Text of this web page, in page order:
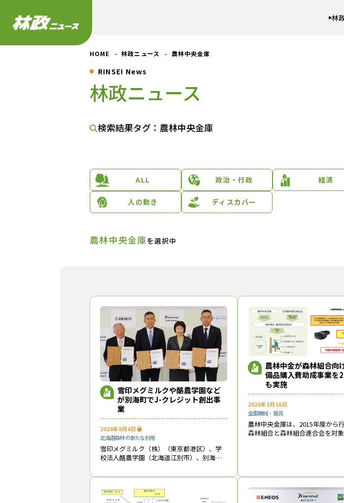
林
HOME 林政ニュース 農林中央金庫
RINSEI News
林政ニュース
検索結果タグ：農林中央金庫
ALL 政治・行政 経済
人の動き ディスカバー
農林中央金庫を選択中
雪印メグミルクや酪農学園など
が別海町でJ-クレジット創出事
業
2026年8月6日
北海道森林の新たな利用
雪印メグミルク（株）（東京都港区）、学
校法人酪農学園（北海道江別市）、別海町
（東京都千代田区）の４者は、別海町にあ
レジッ
農林中金が森林組合向
備品購入費助成事業を
も実施
2026年3月18日
全国機械・器具
農林中央金庫は、2015年度から
森林組合と森林組合連合会を対